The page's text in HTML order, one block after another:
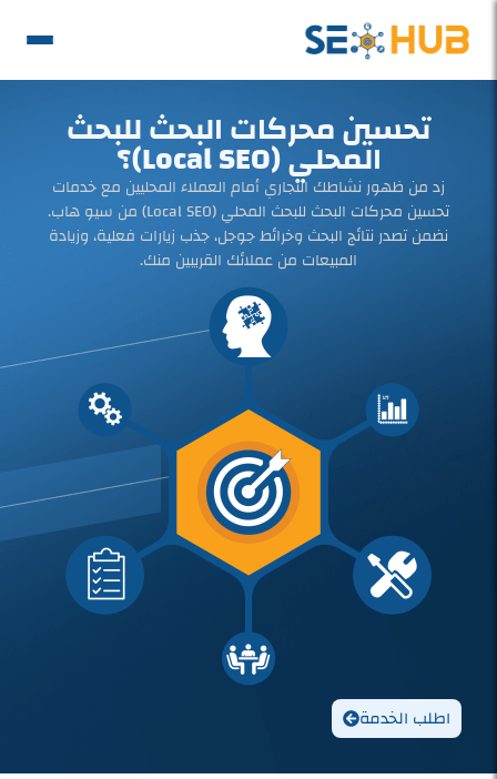
تحسين محركات البحث للبحث
المحلي (Local SEO)؟
زد من ظهور نشاطك التجاري أمام العملاء المحليين مع خدمات
تحسين محركات البحث للبحث المحلي (Local SEO) من سيو هاب.
نضمن تصدر نتائج البحث وخرائط جوجل، جذب زيارات فعلية، وزيادة
المبيعات من عملائك القريبين منك.
اطلب الخدمة